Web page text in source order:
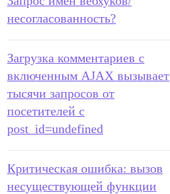
несогласованность?
Загрузка комментариев с
включенным AJAX вызывает
тысячи запросов от
посетителей с
post_id=undefined
Критическая ошибка: вызов
несуществующей функции